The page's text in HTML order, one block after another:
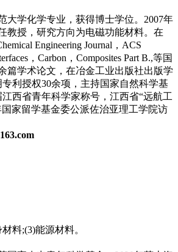
大学化学专业，获得博士学位。2007年
教授，研究方向为电磁功能材料。在
Engineering Journal ，ACS
，Carbon，Composites Part B.,等国
篇学术论文，在冶金工业出版社出版学
利授权30余项，主持国家自然科学基
西省青年科学家称号，江西省“远航工
国家留学基金委公派佐治亚理工学院访
料;(3)能源材料。